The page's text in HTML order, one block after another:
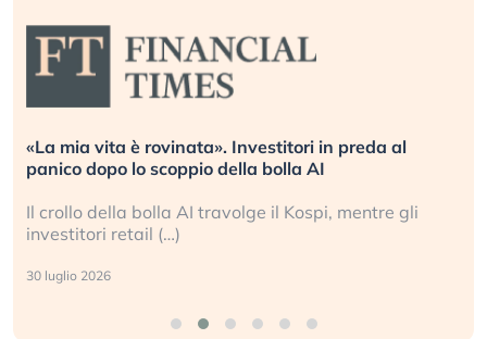
«La mia vita è rovinata». Investitori in preda al
panico dopo lo scoppio della bolla AI
Il crollo della bolla AI travolge il Kospi, mentre gli
investitori retail (…)
30 luglio 2026